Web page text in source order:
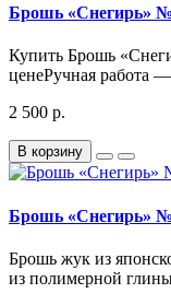
Брошь «Снегирь»
Купить Брошь
ценеРучная работа —
2 500 р.
В корзину
Брошь «Снегирь»
Брошь жук из
из полимерной